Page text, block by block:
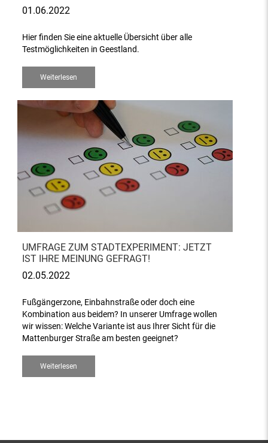
01.06.2022
Hier finden Sie eine aktuelle Übersicht über alle
Testmöglichkeiten in Geestland.
Weiterlesen
UMFRAGE ZUM STADTEXPERIMENT: JETZT
IST IHRE MEINUNG GEFRAGT!
02.05.2022
Fußgängerzone, Einbahnstraße oder doch eine
Kombination aus beidem? In unserer Umfrage wollen
wir wissen: Welche Variante ist aus Ihrer Sicht für die
Mattenburger Straße am besten geeignet?
Weiterlesen